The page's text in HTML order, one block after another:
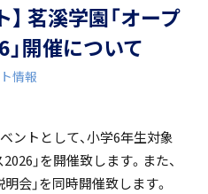
茗溪学園「オープ
開催について
情報
ントとして、小学6年生対象
」を開催致します。また、
会」を同時開催致します。